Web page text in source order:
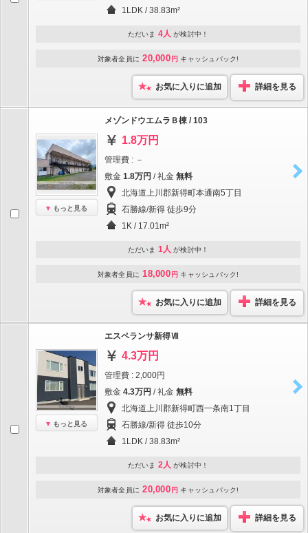
1LDK / 38.83m²
ただいま 4人 が検討中！
対象者全員に 20,000 円 キャッシュバック!
お気に入りに追加 詳細を見る
もっと見る
メゾンドウエムラＢ棟 / 103
1.8万円
管理費 : －
敷金 1.8万円 / 礼金 無料
北海道上川郡新得町本通南5丁目
石勝線/新得 徒歩9分
1K / 17.01m²
ただいま 1人 が検討中！
対象者全員に 18,000 円 キャッシュバック!
お気に入りに追加 詳細を見る
もっと見る
エスペランサ新得Ⅶ
4.3万円
管理費 : 2,000円
敷金 4.3万円 / 礼金 無料
北海道上川郡新得町西一条南1丁目
石勝線/新得 徒歩10分
1LDK / 38.83m²
ただいま 2人 が検討中！
対象者全員に 20,000 円 キャッシュバック!
お気に入りに追加 詳細を見る